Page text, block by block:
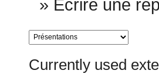
» Ecrire une
Currently used